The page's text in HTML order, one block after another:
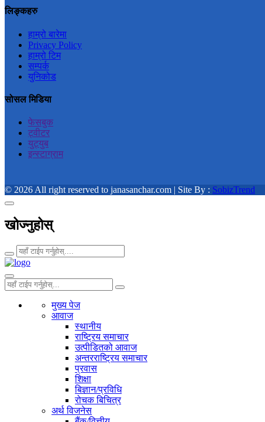
लिङ्कहरु
हाम्रो बारेमा
Privacy Policy
हाम्रो टिम
सम्पर्क
युनिकोड
सोसल मिडिया
फेसबुक
ट्वीटर
युट्युब
इन्स्टाग्राम
© 2026 All right reserved to janasanchar.com | Site By : SobizTrend
खोज्नुहोस्
मुख्य पेज
आवाज
स्थानीय
राष्ट्रिय समाचार
उत्पीडितको आवाज
अन्तरराष्ट्रिय समाचार
प्रवास
शिक्षा
बिज्ञान/प्रविधि
रोचक बिचित्र
अर्थ विजनेस